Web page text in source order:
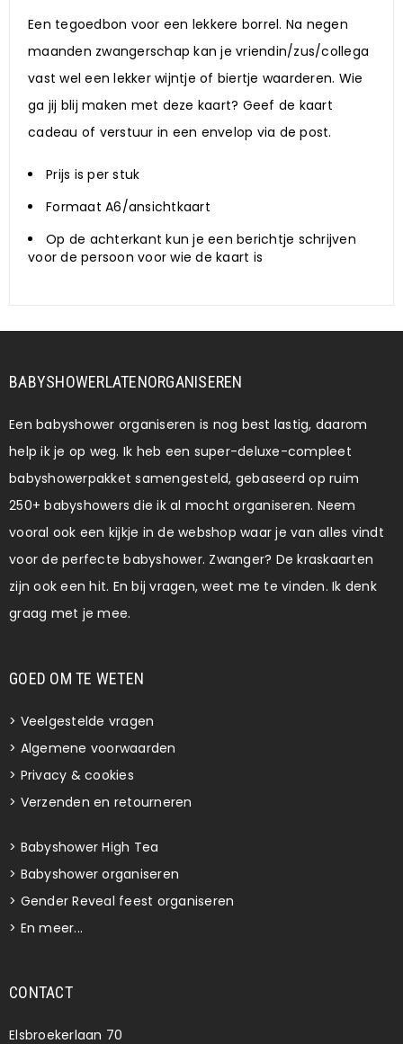
Een tegoedbon voor een lekkere borrel. Na negen
maanden zwangerschap kan je vriendin/zus/collega
vast wel een lekker wijntje of biertje waarderen. Wie
ga jij blij maken met deze kaart? Geef de kaart
cadeau of verstuur in een envelop via de post.
Prijs is per stuk
Formaat A6/ansichtkaart
Op de achterkant kun je een berichtje schrijven
voor de persoon voor wie de kaart is
BABYSHOWERLATENORGANISEREN
Een babyshower organiseren is nog best lastig, daarom
help ik je op weg. Ik heb een super-deluxe-compleet
babyshowerpakket samengesteld, gebaseerd op ruim
250+ babyshowers die ik al mocht organiseren. Neem
vooral ook een kijkje in de webshop waar je van alles vindt
voor de perfecte babyshower. Zwanger? De kraskaarten
zijn ook een hit. En bij vragen, weet me te vinden. Ik denk
graag met je mee.
GOED OM TE WETEN
> Veelgestelde vragen
> Algemene voorwaarden
> Privacy & cookies
> Verzenden en retourneren
> Babyshower High Tea
> Babyshower organiseren
> Gender Reveal feest organiseren
> En meer...
CONTACT
Elsbroekerlaan 70